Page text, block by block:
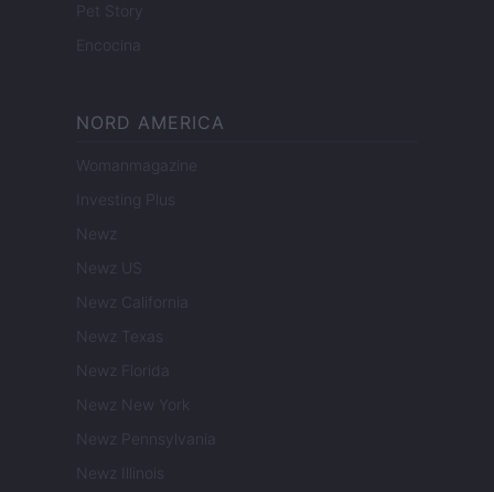
Pet Story
Encocina
NORD AMERICA
Womanmagazine
Investing Plus
Newz
Newz US
Newz California
Newz Texas
Newz Florida
Newz New York
Newz Pennsylvania
Newz Illinois